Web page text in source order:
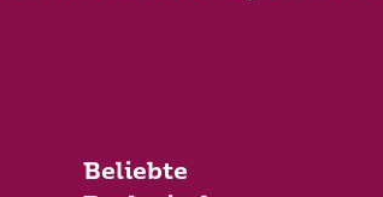
Beliebte